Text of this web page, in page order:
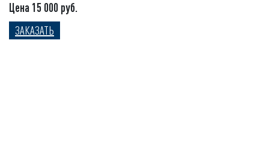
Цена 15 000 руб.
ЗАКАЗАТЬ